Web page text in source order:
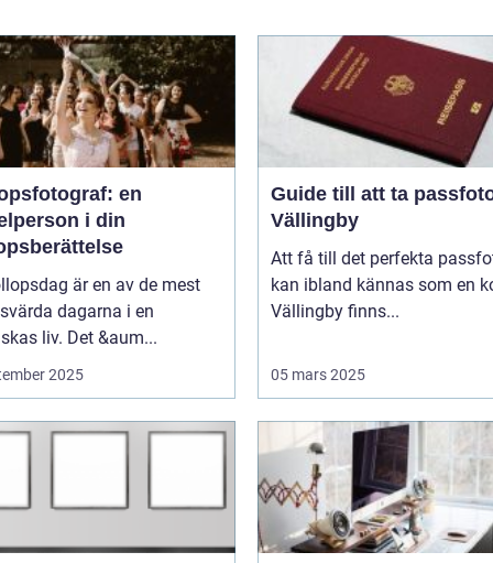
en
i din
är en av de mest
dagarna i en
liv. Det &aum...
2025
Guide till att ta
Vällingby
Att få till det perfekta
kan ibland kännas som en
Vällingby finns...
05 mars 2025